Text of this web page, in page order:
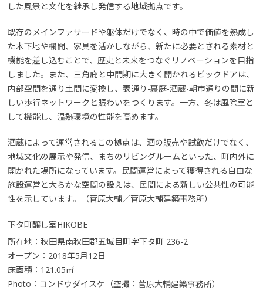
した風景と文化を継承し発信する地域拠点です。
既存のメインファサードや躯体だけでなく、時の中で価値を熟成し
た木下地や欄間、家具を活かしながら、新たに必要とされる素材と
機能を差し込むことで、歴史と未来をつなぐリノベーションを目指
しました。また、三角庇と中間期に大きく開かれるビックドアは、
内部空間を通り土間に変換し、表通り-裏庭-酒蔵-朝市通りの間に新
しい歩行ネットワークと賑わいをつくります。一方、冬は風除室と
して機能し、温熱環境の性能を高めます。
酒蔵によって運営されるこの拠点は、酒の販売や試飲だけでなく、
地域文化の展示や発信、まちのリビングルームといった、町内外に
開かれた場所になっています。民間運営によって獲得される自由な
施設運営と大らかな空間の設えは、民間による新しい公共性の可能
性を示しています。（菅原大輔／菅原大輔建築事務所）
下タ町醸し室HIKOBE
所在地：秋田県南秋田郡五城目町字下タ町 236-2
オープン：2018年5月12日
床面積：121.05㎡
Photo：コンドウダイスケ（空撮：菅原大輔建築事務所）